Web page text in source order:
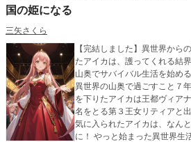
国の姫になる
三矢さくら
【完結しました】異世界から
たアイカは、護ってくれる結
山奥でサバイバル生活を始める。 こんなはずじゃなかっ
異世界の山奥で過ごすこと７
を下りたアイカは王都ヴィア
名をとる第３王女リティアと出会う。 珍しい物好
気に入られたアイカは、なん
に！ やっと始まった異世界生活は、美男美女ぞろいの王宮生